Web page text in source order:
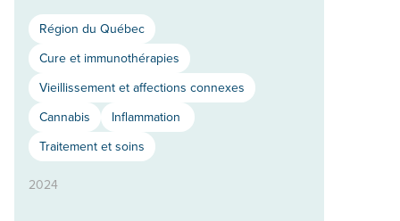
Région du Québec
Cure et immunothérapies
Vieillissement et affections connexes
Cannabis
Inflammation
Traitement et soins
2024